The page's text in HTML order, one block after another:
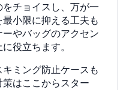
チョイスし、万が一
小限に抑える工夫も
やバッグのアクセン
役立ちます。
ミング防止ケースも
はここからスター